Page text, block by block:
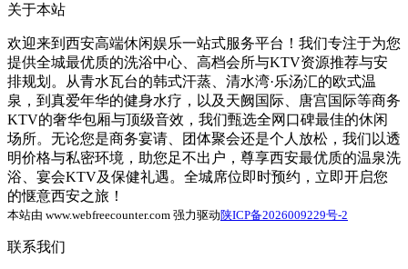
关于本站
欢迎来到西安高端休闲娱乐一站式服务平台！我们专注于为您
提供全城最优质的洗浴中心、高档会所与KTV资源推荐与安
排规划。从青水瓦台的韩式汗蒸、清水湾·乐汤汇的欧式温
泉，到真爱年华的健身水疗，以及天阙国际、唐宫国际等商务
KTV的奢华包厢与顶级音效，我们甄选全网口碑最佳的休闲
场所。无论您是商务宴请、团体聚会还是个人放松，我们以透
明价格与私密环境，助您足不出户，尊享西安最优质的温泉洗
浴、宴会KTV及保健礼遇。全城席位即时预约，立即开启您
的惬意西安之旅！
本站由 www.webfreecounter.com 强力驱动陕ICP备2026009229号-2
联系我们